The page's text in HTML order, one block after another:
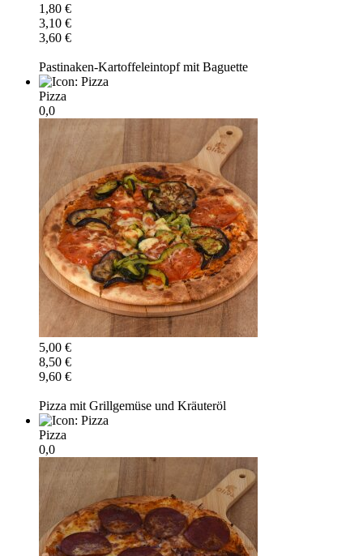
1,80 €
3,10 €
3,60 €
Pastinaken-Kartoffeleintopf mit Baguette
Pizza
0,0
5,00 €
8,50 €
9,60 €
Pizza mit Grillgemüse und Kräuteröl
Pizza
0,0